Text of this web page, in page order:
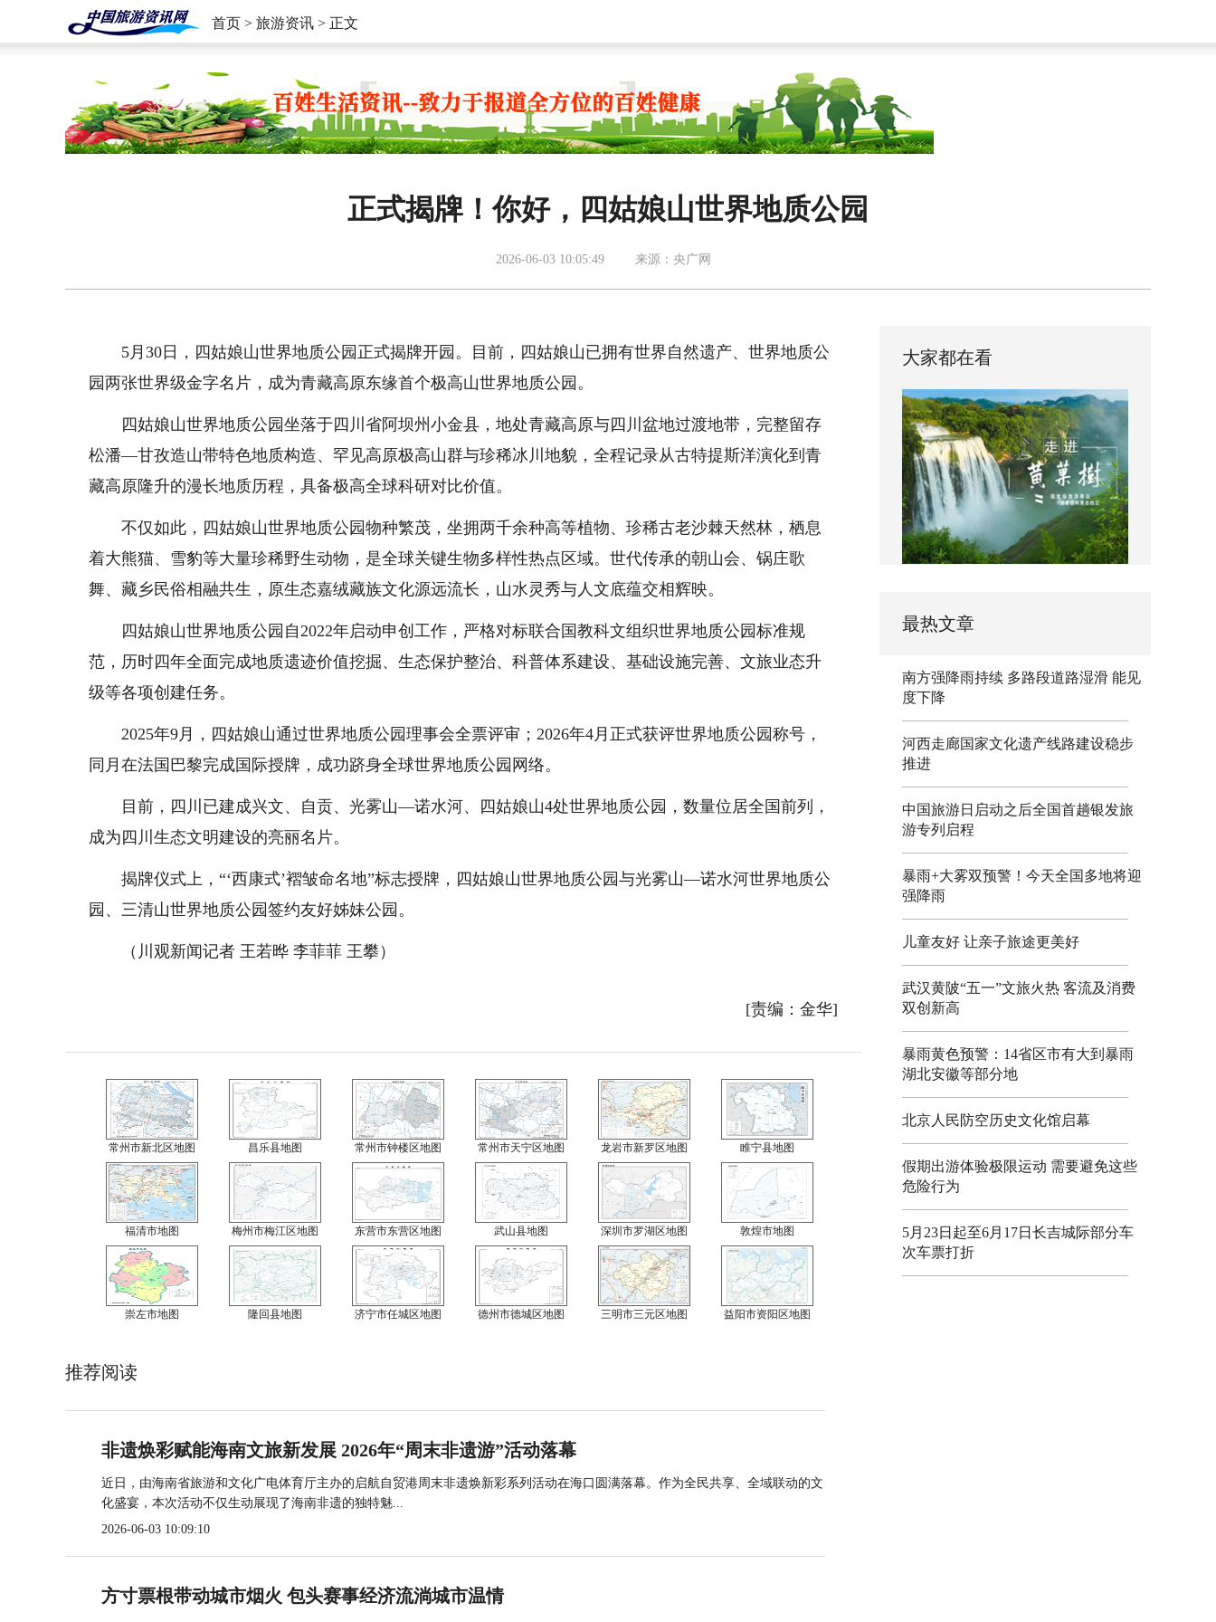
首页 > 旅游资讯 > 正文
正式揭牌！你好，四姑娘山世界地质公园
2026-06-03 10:05:49 来源：央广网
5月30日，四姑娘山世界地质公园正式揭牌开园。目前，四姑娘山已拥有世界自然遗产、世界地质公
园两张世界级金字名片，成为青藏高原东缘首个极高山世界地质公园。
四姑娘山世界地质公园坐落于四川省阿坝州小金县，地处青藏高原与四川盆地过渡地带，完整留存
松潘—甘孜造山带特色地质构造、罕见高原极高山群与珍稀冰川地貌，全程记录从古特提斯洋演化到青
藏高原隆升的漫长地质历程，具备极高全球科研对比价值。
不仅如此，四姑娘山世界地质公园物种繁茂，坐拥两千余种高等植物、珍稀古老沙棘天然林，栖息
着大熊猫、雪豹等大量珍稀野生动物，是全球关键生物多样性热点区域。世代传承的朝山会、锅庄歌
舞、藏乡民俗相融共生，原生态嘉绒藏族文化源远流长，山水灵秀与人文底蕴交相辉映。
四姑娘山世界地质公园自2022年启动申创工作，严格对标联合国教科文组织世界地质公园标准规
范，历时四年全面完成地质遗迹价值挖掘、生态保护整治、科普体系建设、基础设施完善、文旅业态升
级等各项创建任务。
2025年9月，四姑娘山通过世界地质公园理事会全票评审；2026年4月正式获评世界地质公园称号，
同月在法国巴黎完成国际授牌，成功跻身全球世界地质公园网络。
目前，四川已建成兴文、自贡、光雾山—诺水河、四姑娘山4处世界地质公园，数量位居全国前列，
成为四川生态文明建设的亮丽名片。
揭牌仪式上，“‘西康式’褶皱命名地”标志授牌，四姑娘山世界地质公园与光雾山—诺水河世界地质公
园、三清山世界地质公园签约友好姊妹公园。
（川观新闻记者 王若晔 李菲菲 王攀）
[责编：金华]
常州市新北区地图 昌乐县地图 常州市钟楼区地图 常州市天宁区地图 龙岩市新罗区地图 睢宁县地图
福清市地图 梅州市梅江区地图 东营市东营区地图 武山县地图 深圳市罗湖区地图 敦煌市地图
崇左市地图 隆回县地图 济宁市任城区地图 德州市德城区地图 三明市三元区地图 益阳市资阳区地图
大家都在看
最热文章
南方强降雨持续 多路段道路湿滑 能见
度下降
河西走廊国家文化遗产线路建设稳步
推进
中国旅游日启动之后全国首趟银发旅
游专列启程
暴雨+大雾双预警！今天全国多地将迎
强降雨
儿童友好 让亲子旅途更美好
武汉黄陂“五一”文旅火热 客流及消费
双创新高
暴雨黄色预警：14省区市有大到暴雨
湖北安徽等部分地
北京人民防空历史文化馆启幕
假期出游体验极限运动 需要避免这些
危险行为
5月23日起至6月17日长吉城际部分车
次车票打折
推荐阅读
非遗焕彩赋能海南文旅新发展 2026年“周末非遗游”活动落幕
近日，由海南省旅游和文化广电体育厅主办的启航自贸港周末非遗焕新彩系列活动在海口圆满落幕。作为全民共享、全域联动的文
化盛宴，本次活动不仅生动展现了海南非遗的独特魅...
2026-06-03 10:09:10
方寸票根带动城市烟火 包头赛事经济流淌城市温情